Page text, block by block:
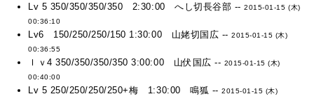
Lv 5 350/350/350/350 2:30:00 へし切長谷部 --2015-01-15 (木)
00:36:10
Lv6 150/250/250/150 1:30:00 山姥切国広 --2015-01-15 (木)
00:36:55
ｌｖ4 350/350/350/350 3:00:00 山伏国広 -- 2015-01-15 (木)
00:40:00
Lv 5 250/250/250/250+梅 1:30:00 鳴狐 --2015-01-15 (木)